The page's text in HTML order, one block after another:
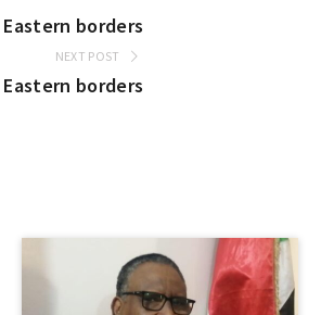
borders
NEXT POST
borders